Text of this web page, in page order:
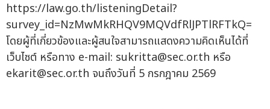
https://law.go.th/listeningDetail?
survey_id=NzMwMkRHQV9MQVdfRlJPTlRFTkQ=
โดยผู้ที่เกี่ยวข้องและผู้สนใจสามารถแสดงความคิดเห็นได้ที่
เว็บไซต์ หรือทาง e-mail: sukritta@sec.or.th หรือ
ekarit@sec.or.th จนถึงวันที่ 5 กรกฎาคม 2569